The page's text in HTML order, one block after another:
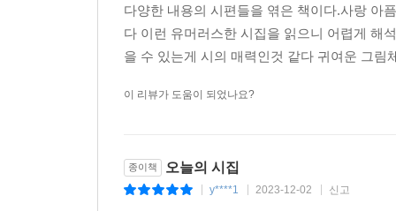
다양한 내용의 시편들을 엮은 책이다.사랑 아
다 이런 유머러스한 시집을 읽으니 어렵게 해
을 수 있는게 시의 매력인것 같다 귀여운 그
이 리뷰가 도움이 되었나요?
종이책 오늘의 시집
y****1 2023-12-02 신고